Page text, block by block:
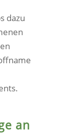
dazu
an